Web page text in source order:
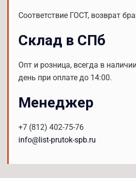
Соответствие ГОСТ, возврат
Склад в СПб
Опт и розница, всегда в
день при оплате до 14:00.
Менеджер
+7 (812) 402-75-76
info@list-prutok-spb.ru